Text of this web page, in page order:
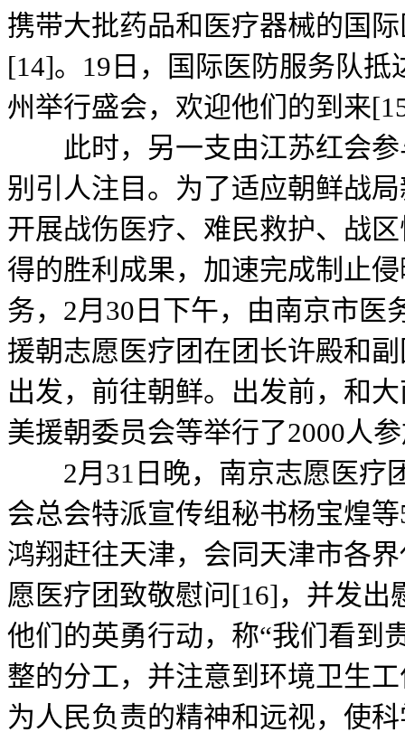
携带大批药品和医疗器械的国
[14]。19日，国际医防服务队
州举行盛会，欢迎他们的到来
此时，另一支由江苏红会参
别引人注目。为了适应朝鲜战
开展战伤医疗、难民救护、战
得的胜利成果，加速完成制止
务，2月30日下午，由南京市医
援朝志愿医疗团在团长许殿和
出发，前往朝鲜。出发前，和
美援朝委员会等举行了2000人
2月31日晚，南京志愿医疗
会总会特派宣传组秘书杨宝煌
鸿翔赶往天津，会同天津市各
愿医疗团致敬慰问[16]，并发出
他们的英勇行动，称“我们看到
整的分工，并注意到环境卫生
为人民负责的精神和远视，使